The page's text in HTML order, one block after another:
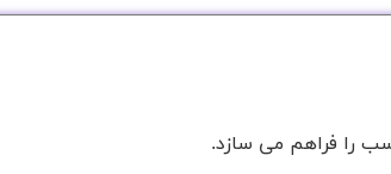
را فراهم می سازد.